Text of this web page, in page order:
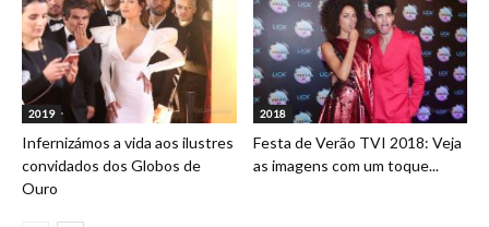
2019
Infernizámos a vida aos ilustres
convidados dos Globos de
Ouro
2018
Festa de Verão TVI 2018: Veja
as imagens com um toque...